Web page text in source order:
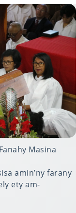
Masina
amin’ny farany
ety am-